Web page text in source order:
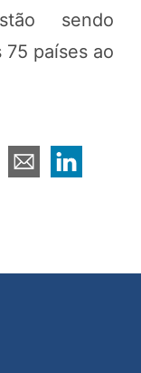
sendo
países ao